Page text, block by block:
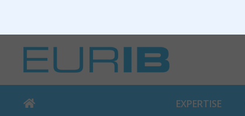
EXPERTISE